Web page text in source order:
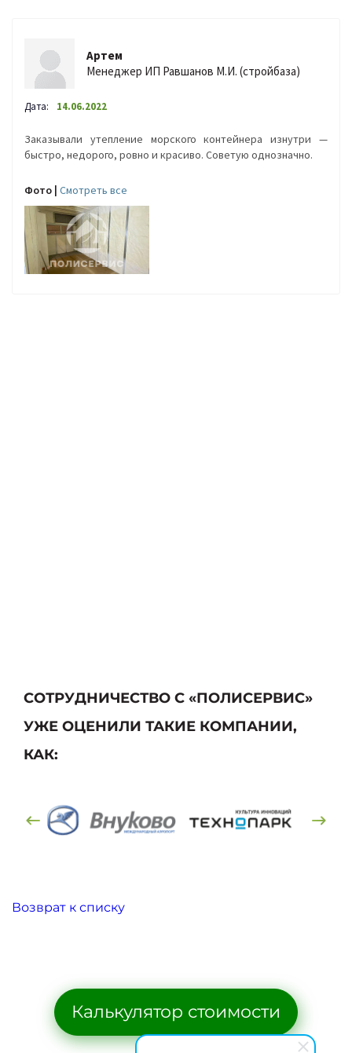
Артем
Менеджер ИП Равшанов М.И. (стройбаза)
Дата: 14.06.2022
Заказывали утепление морского контейнера изнутри —
быстро, недорого, ровно и красиво. Советую однозначно.
Фото | Cмотреть все
СОТРУДНИЧЕСТВО С «ПОЛИСЕРВИС»
УЖЕ ОЦЕНИЛИ ТАКИЕ КОМПАНИИ,
КАК:
Возврат к списку
Калькулятор стоимости